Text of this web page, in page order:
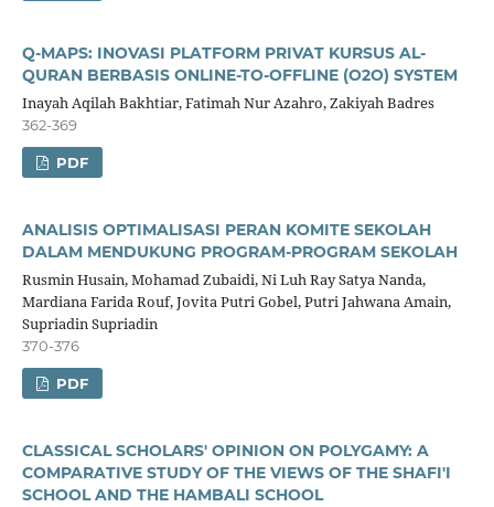
Q-MAPS: INOVASI PLATFORM PRIVAT KURSUS AL-
QURAN BERBASIS ONLINE-TO-OFFLINE (O2O) SYSTEM
Inayah Aqilah Bakhtiar, Fatimah Nur Azahro, Zakiyah Badres
362-369
PDF
ANALISIS OPTIMALISASI PERAN KOMITE SEKOLAH
DALAM MENDUKUNG PROGRAM-PROGRAM SEKOLAH
Rusmin Husain, Mohamad Zubaidi, Ni Luh Ray Satya Nanda,
Mardiana Farida Rouf, Jovita Putri Gobel, Putri Jahwana Amain,
Supriadin Supriadin
370-376
PDF
CLASSICAL SCHOLARS' OPINION ON POLYGAMY: A
COMPARATIVE STUDY OF THE VIEWS OF THE SHAFI'I
SCHOOL AND THE HAMBALI SCHOOL